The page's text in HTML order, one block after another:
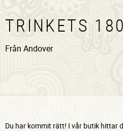
TRINKETS
Från Andover
Du har kommit rätt! I vår butik hittar